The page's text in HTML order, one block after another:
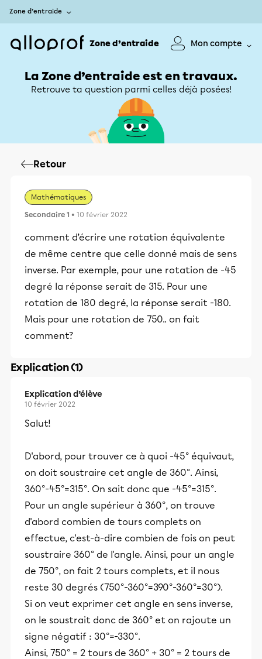
Zone d’entraide
Zone d’entraide Mon compte
La Zone d’entraide est en travaux.
Retrouve ta question parmi celles déjà posées!
Retour
Mathématiques
Secondaire 1 • 10 février 2022
comment d’écrire une rotation équivalente
de même centre que celle donné mais de sens
inverse. Par exemple, pour une rotation de -45
degré la réponse serait de 315. Pour une
rotation de 180 degré, la réponse serait -180.
Mais pour une rotation de 750.. on fait
comment?
Explication (1)
Explication d’élève
10 février 2022
Salut!
D'abord, pour trouver ce à quoi -45° équivaut,
on doit soustraire cet angle de 360°. Ainsi,
360°-45°=315°. On sait donc que -45°=315°.
Pour un angle supérieur à 360°, on trouve
d'abord combien de tours complets on
effectue, c'est-à-dire combien de fois on peut
soustraire 360° de l'angle. Ainsi, pour un angle
de 750°, on fait 2 tours complets, et il nous
reste 30 degrés (750°-360°=390°-360°=30°).
Si on veut exprimer cet angle en sens inverse,
on le soustrait donc de 360° et on rajoute un
signe négatif : 30°=-330°.
Ainsi, 750° = 2 tours de 360° + 30° = 2 tours de